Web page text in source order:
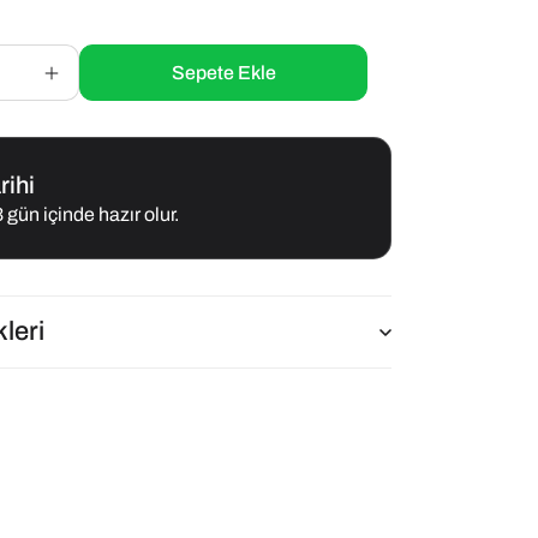
Finito
Parça
Etli
Konservesi
400
Sepete Ekle
içinde hazır olur.